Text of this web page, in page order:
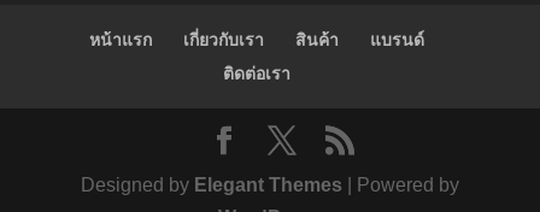
หน้าแรก เกี่ยวกับเรา สินค้า
แบรนด์
ติดต่อเรา
Designed by Elegant Themes | Powered by